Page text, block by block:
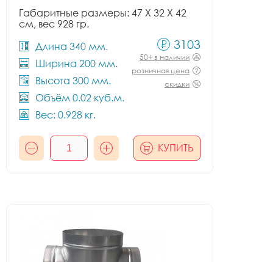
Габаритные размеры: 47 X 32 X 42
см, вес 928 гр.
Длина 340 мм.
Ширина 200 мм.
Высота 300 мм.
Объём 0.02 куб.м.
Вес: 0.928 кг.
3103
50+ в наличии
розничная цена
скидки
КУПИТЬ